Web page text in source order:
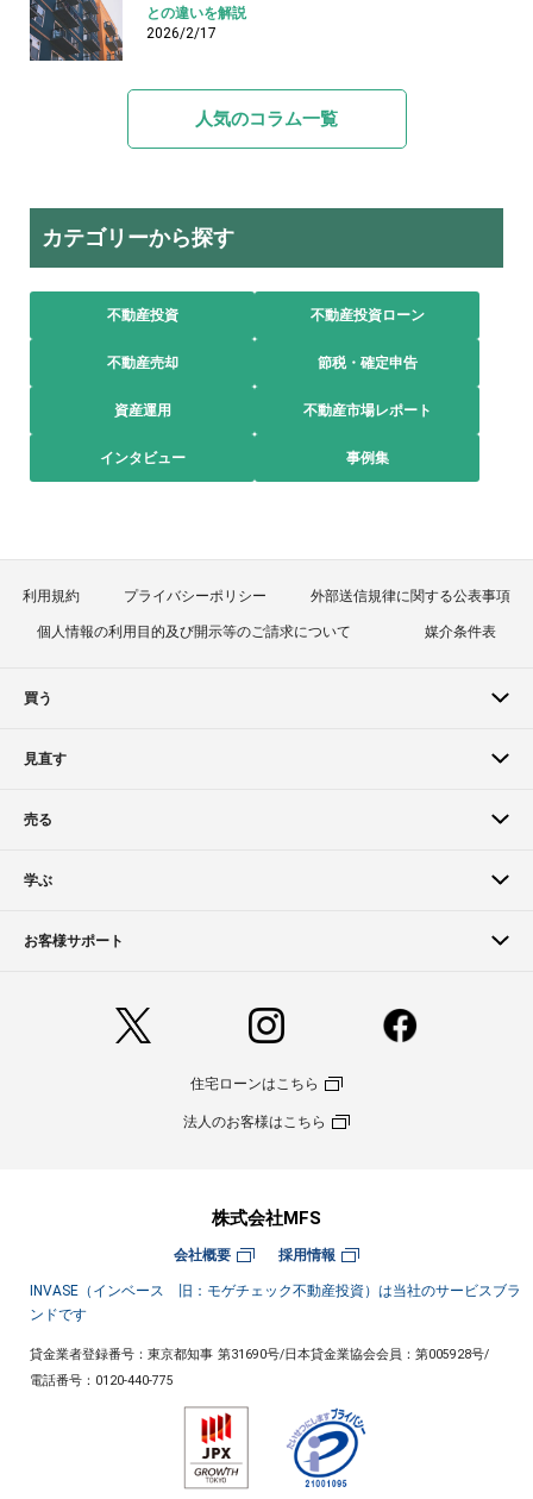
との違いを解説
2026/2/17
人気のコラム一覧
カテゴリーから探す
不動産投資 不動産投資ローン
不動産売却 節税・確定申告
資産運用 不動産市場レポート
インタビュー 事例集
利用規約 プライバシーポリシー 外部送信規律に関する公表事項
個人情報の利用目的及び開示等のご請求について 媒介条件表
買う
見直す
売る
学ぶ
お客様サポート
住宅ローンはこちら
法人のお客様はこちら
株式会社MFS
会社概要 採用情報
INVASE（インベース 旧：モゲチェック不動産投資）は当社のサービスブラ
ンドです
貸金業者登録番号：東京都知事 第31690号/日本貸金業協会会員：第005928号/
電話番号： 0120-440-775